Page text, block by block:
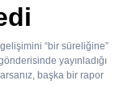
“bir süreliğine”
yayınladığı
başka bir rapor